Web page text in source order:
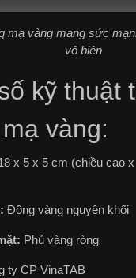
mạ vàng mang sức
vô biên
kỹ thuật
vàng:
x 5 x 5 cm (chiều cao
Đồng vàng nguyên khối
Phủ vàng ròng
ty CP VinaTAB